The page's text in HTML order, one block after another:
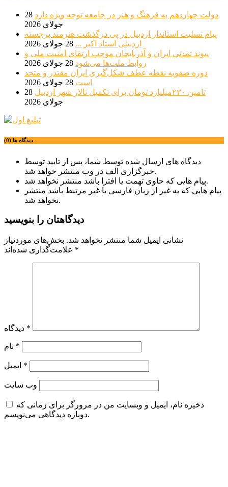
دولت چهاردهم به فرهنگ و هنر در جامعه توجه ویژه دارد 28
جولای 2026
پیام تسلیت استاندار اردبیل در پی درگذشت هنرمند برجسته
اردبیلی استاد اکبر ... 28 جولای 2026
پیوند تمدنی ایران و آذربایجان موجب ارتقای امنیت ملی و
روابط ملت‌ها می‌شود 28 جولای 2026
دوره صفویه نقطه عطف شکل‌گیری ایران مقتدر و متحد
است 28 جولای 2026
تامین ۲۳۰میلیارد تومان برای تکمیل تالار شهر اردبیل
28
جولای 2026
دیدگاه ها (0)
دیدگاه های ارسال شده توسط شما، پس از تایید توسط
خبرگزاری الف در وب منتشر خواهد شد.
پیام هایی که حاوی تهمت یا افترا باشد منتشر نخواهد شد.
پیام هایی که به غیر از زبان فارسی یا غیر مرتبط باشد منتشر
نخواهد شد.
دیدگاهتان را بنویسید
نشانی ایمیل شما منتشر نخواهد شد. بخش‌های موردنیاز
*
*
*
*
وب‌ سایت
ذخیره نام، ایمیل و وبسایت من در مرورگر برای زمانی که
دوباره دیدگاهی می‌نویسم.